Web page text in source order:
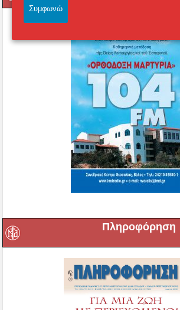
Πληροφόρηση
Συμφωνώ